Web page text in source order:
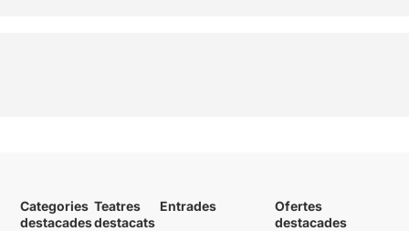
Categories
destacades
Teatres
destacats
Entrades
Ofertes
destacades